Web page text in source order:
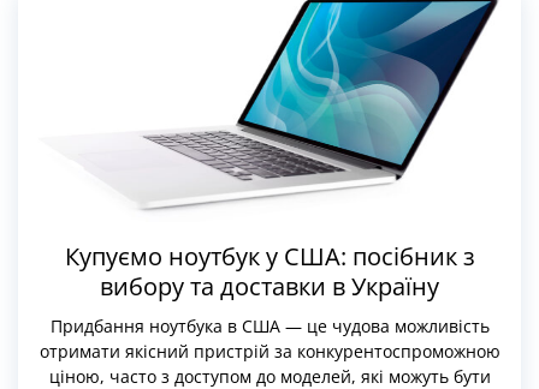
Купуємо ноутбук у США: посібник з
вибору та доставки в Україну
Придбання ноутбука в США — це чудова можливість
отримати якісний пристрій за конкурентоспроможною
ціною, часто з доступом до моделей, які можуть бути